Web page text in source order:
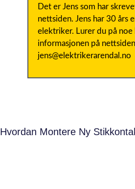
Det er Jens som har
nettsiden. Jens har 30 års
elektriker. Lurer du på
informasjonen på
jens@elektrikerarendal.no
Hvordan Montere Ny